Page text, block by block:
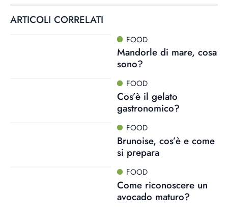
ARTICOLI CORRELATI
FOOD
Mandorle di mare, cosa
sono?
FOOD
Cos’è il gelato
gastronomico?
FOOD
Brunoise, cos’è e come
si prepara
FOOD
Come riconoscere un
avocado maturo?